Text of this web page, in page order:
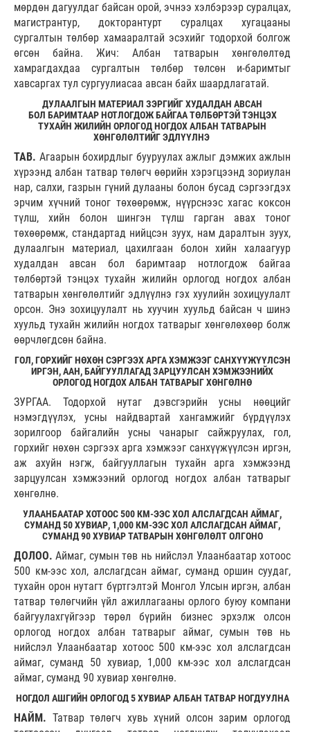
мөрдөн дагуулдаг байсан орой, эчнээ хэлбэрээр суралцах,
магистрантур, докторантурт суралцах хугацааны
сургалтын төлбөр хамааралтай эсэхийг тодорхой болгож
өгсөн байна. Жич: Албан татварын хөнгөлөлтөд
хамрагдахдаа сургалтын төлбөр төлсөн и-баримтыг
хавсаргах тул сургуулиасаа авсан байх шаардлагатай.
ДУЛААЛГЫН МАТЕРИАЛ ЗЭРГИЙГ ХУДАЛДАН АВСАН
БОЛ БАРИМТААР НОТЛОГДОЖ БАЙГАА ТӨЛБӨРТЭЙ ТЭНЦЭХ
ТУХАЙН ЖИЛИЙН ОРЛОГОД НОГДОХ АЛБАН ТАТВАРЫН
ХӨНГӨЛӨЛТИЙГ ЭДЛҮҮЛНЭ
ТАВ. Агаарын бохирдлыг бууруулах ажлыг дэмжих ажлын
хүрээнд албан татвар төлөгч өөрийн хэрэгцээнд зориулан
нар, салхи, газрын гүний дулааны болон бусад сэргээгдэх
эрчим хүчний тоног төхөөрөмж, нүүрснээс хагас коксон
түлш, хийн болон шингэн түлш гарган авах тоног
төхөөрөмж, стандартад нийцсэн зуух, нам даралтын зуух,
дулаалгын материал, цахилгаан болон хийн халаагуур
худалдан авсан бол баримтаар нотлогдож байгаа
төлбөртэй тэнцэх тухайн жилийн орлогод ногдох албан
татварын хөнгөлөлтийг эдлүүлнэ гэх хуулийн зохицуулалт
орсон. Энэ зохицуулалт нь хуучин хуульд байсан ч шинэ
хуульд тухайн жилийн ногдох татварыг хөнгөлөхөөр болж
өөрчлөгдсөн байна.
ГОЛ, ГОРХИЙГ НӨХӨН СЭРГЭЭХ АРГА ХЭМЖЭЭГ САНХҮҮЖҮҮЛСЭН
ИРГЭН, ААН, БАЙГУУЛЛАГАД ЗАРЦУУЛСАН ХЭМЖЭЭНИЙХ
ОРЛОГОД НОГДОХ АЛБАН ТАТВАРЫГ ХӨНГӨЛНӨ
ЗУРГАА. Тодорхой нутаг дэвсгэрийн усны нөөцийг
нэмэгдүүлэх, усны найдвартай хангамжийг бүрдүүлэх
зорилгоор байгалийн усны чанарыг сайжруулах, гол,
горхийг нөхөн сэргээх арга хэмжээг санхүүжүүлсэн иргэн,
аж ахуйн нэгж, байгууллагын тухайн арга хэмжээнд
зарцуулсан хэмжээний орлогод ногдох албан татварыг
хөнгөлнө.
УЛААНБААТАР ХОТООС 500 КМ-ЭЭС ХОЛ АЛСЛАГДСАН АЙМАГ,
СУМАНД 50 ХУВИАР, 1,000 КМ-ЭЭС ХОЛ АЛСЛАГДСАН АЙМАГ,
СУМАНД 90 ХУВИАР ТАТВАРЫН ХӨНГӨЛӨЛТ ОЛГОНО
ДОЛОО. Аймаг, сумын төв нь нийслэл Улаанбаатар хотоос
500 км-ээс хол, алслагдсан аймаг, суманд оршин суудаг,
тухайн орон нутагт бүртгэлтэй Монгол Улсын иргэн, албан
татвар төлөгчийн үйл ажиллагааны орлого буюу компани
байгуулахгүйгээр төрөл бүрийн бизнес эрхэлж олсон
орлогод ногдох албан татварыг аймаг, сумын төв нь
нийслэл Улаанбаатар хотоос 500 км-ээс хол алслагдсан
аймаг, суманд 50 хувиар, 1,000 км-ээс хол алслагдсан
аймаг, суманд 90 хувиар хөнгөлнө.
НОГДОЛ АШГИЙН ОРЛОГОД 5 ХУВИАР АЛБАН ТАТВАР НОГДУУЛНА
НАЙМ. Татвар төлөгч хувь хүний олсон зарим орлогод